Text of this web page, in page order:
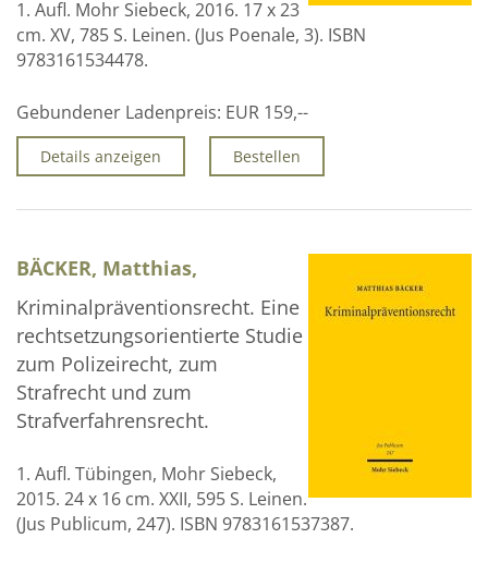
1. Aufl. Mohr Siebeck, 2016. 17 x 23
cm. XV, 785 S. Leinen. (Jus Poenale, 3). ISBN
9783161534478.
Gebundener Ladenpreis: EUR 159,--
Details anzeigen Bestellen
BÄCKER, Matthias,
Kriminalpräventionsrecht. Eine
rechtsetzungsorientierte Studie
zum Polizeirecht, zum
Strafrecht und zum
Strafverfahrensrecht.
1. Aufl. Tübingen, Mohr Siebeck,
2015. 24 x 16 cm. XXII, 595 S. Leinen.
(Jus Publicum, 247). ISBN 9783161537387.